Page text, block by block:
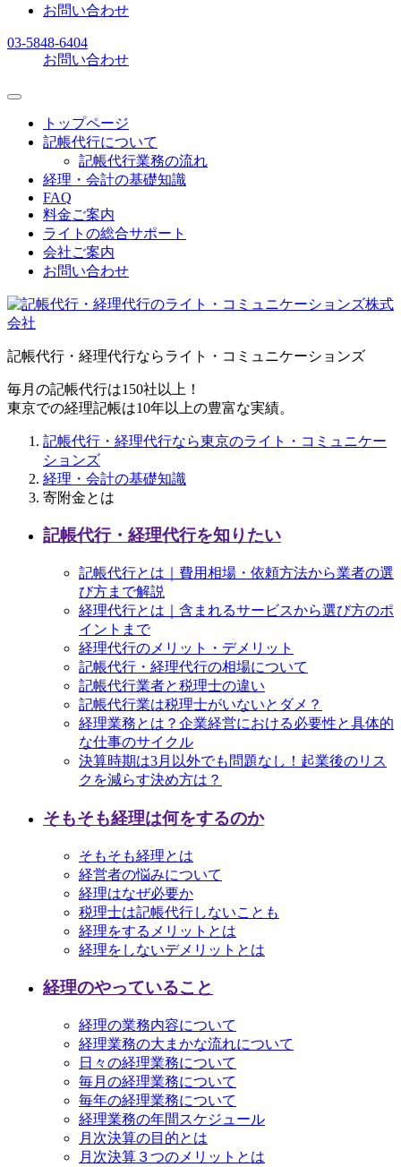
お問い合わせ
03-5848-6404
お問い合わせ
トップページ
記帳代行について
記帳代行業務の流れ
経理・会計の基礎知識
FAQ
料金ご案内
ライトの総合サポート
会社ご案内
お問い合わせ
記帳代行・経理代行ならライト・コミュニケーションズ
毎月の記帳代行は150社以上！
東京での経理記帳は10年以上の豊富な実績。
記帳代行・経理代行なら東京のライト・コミュニケー
ションズ
経理・会計の基礎知識
寄附金とは
記帳代行・経理代行を知りたい
記帳代行とは｜費用相場・依頼方法から業者の選
び方まで解説
経理代行とは｜含まれるサービスから選び方のポ
イントまで
経理代行のメリット・デメリット
記帳代行・経理代行の相場について
記帳代行業者と税理士の違い
記帳代行業は税理士がいないとダメ？
経理業務とは？企業経営における必要性と具体的
な仕事のサイクル
決算時期は3月以外でも問題なし！起業後のリス
クを減らす決め方は？
そもそも経理は何をするのか
そもそも経理とは
経営者の悩みについて
経理はなぜ必要か
税理士は記帳代行しないことも
経理をするメリットとは
経理をしないデメリットとは
経理のやっていること
経理の業務内容について
経理業務の大まかな流れについて
日々の経理業務について
毎月の経理業務について
毎年の経理業務について
経理業務の年間スケジュール
月次決算の目的とは
月次決算３つのメリットとは